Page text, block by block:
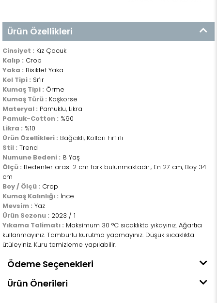
Ürün Özellikleri
Cinsiyet : Kız Çocuk
Kalıp : Crop
Yaka : Bisiklet Yaka
Kol Tipi : Sıfır
Kumaş Tipi : Örme
Kumaş Türü : Kaşkorse
Materyal : Pamuklu, Likra
Pamuk-Cotton : %90
Likra : %10
Ürün Özellikleri : Bağcıklı, Kolları Fırfırlı
Stil : Trend
Numune Bedeni : 8 Yaş
Ölçü : Bedenler arası 2 cm fark bulunmaktadır., En 27 cm, Boy 34
cm
Boy / Ölçü : Crop
Kumaş Kalınlığı : İnce
Mevsim : Yaz
Ürün Sezonu : 2023 / 1
Yıkama Talimatı : Maksimum 30 °C sıcaklıkta yıkayınız. Ağartıcı
kullanmayınız. Tamburlu kurutma yapmayınız. Düşük sıcaklıkta
ütüleyiniz. Kuru temizleme yapılabilir.
Ödeme Seçenekleri
Ürün Önerileri